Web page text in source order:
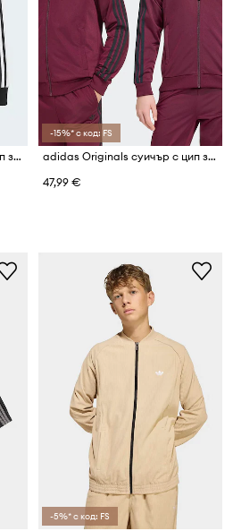
adidas Originals суичър с цип за деца
-15%* с код: FS
adidas Originals суичър с цип за деца
47,99 €
-5%* с код: FS